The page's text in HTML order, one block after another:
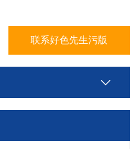
联系好色先生污版